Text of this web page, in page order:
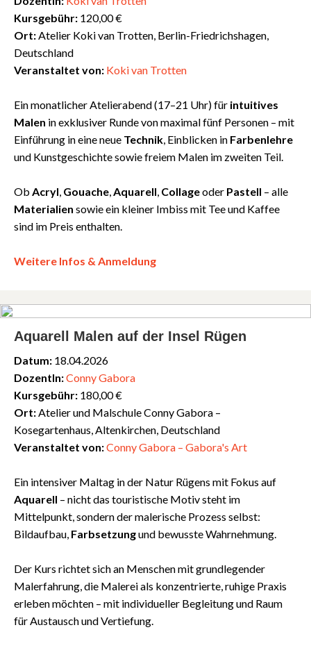
Kursgebühr: 120,00 €
Ort:Atelier Koki van Trotten, Berlin-Friedrichshagen,
Deutschland
Veranstaltet von: Koki van Trotten
Ein monatlicher Atelierabend (17–21 Uhr) für intuitives
Malen in exklusiver Runde von maximal fünf Personen – mit
Einführung in eine neue Technik, Einblicken in Farbenlehre
und Kunstgeschichte sowie freiem Malen im zweiten Teil.
Ob Acryl, Gouache,Aquarell, Collageoder Pastell – alle
Materialien sowie ein kleiner Imbiss mit Tee und Kaffee
sind im Preis enthalten.
Weitere Infos & Anmeldung
Aquarell Malen auf der Insel Rügen
Datum: 18.04.2026
DozentIn:Conny Gabora
Kursgebühr: 180,00 €
Ort:Atelier und Malschule Conny Gabora –
Kosegartenhaus, Altenkirchen, Deutschland
Veranstaltet von:Conny Gabora – Gabora's Art
Ein intensiver Maltag in der Natur Rügens mit Fokus auf
Aquarell – nicht das touristische Motiv steht im
Mittelpunkt, sondern der malerische Prozess selbst:
Bildaufbau, Farbsetzungund bewusste Wahrnehmung.
Der Kurs richtet sich an Menschen mit grundlegender
Malerfahrung, die Malerei als konzentrierte, ruhige Praxis
erleben möchten – mit individueller Begleitung und Raum
für Austausch und Vertiefung.